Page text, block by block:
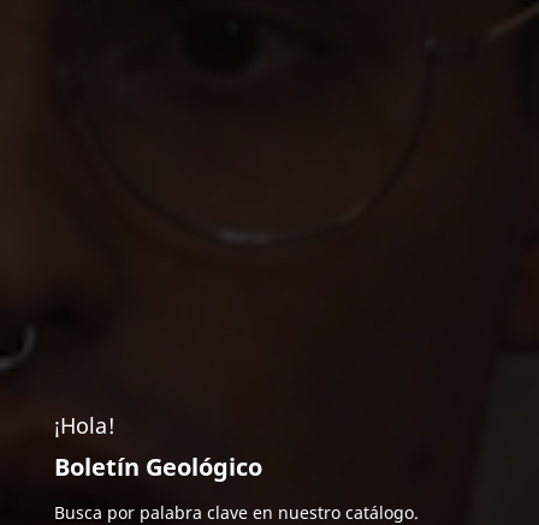
¡Hola!
Boletín Geológico
Busca por palabra clave en nuestro catálogo.